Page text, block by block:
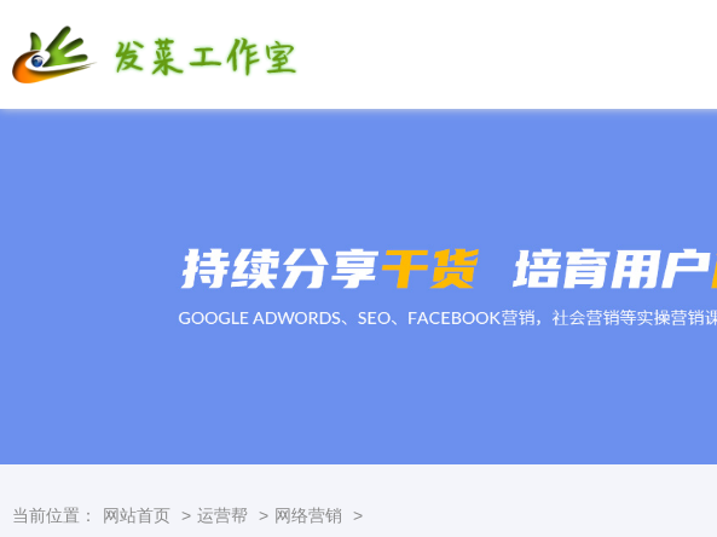
当前位置： 网站首页 > 运营帮 > 网络营销 >